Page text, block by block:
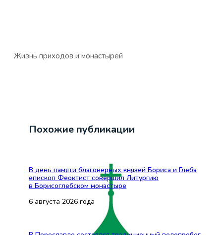
Жизнь приходов и монастырей
Похожие публикации
В день памяти благоверных князей Бориса и Глеба
епископ Феоктист совершил Литургию
в Борисоглебском монастыре
6 августа 2026 года